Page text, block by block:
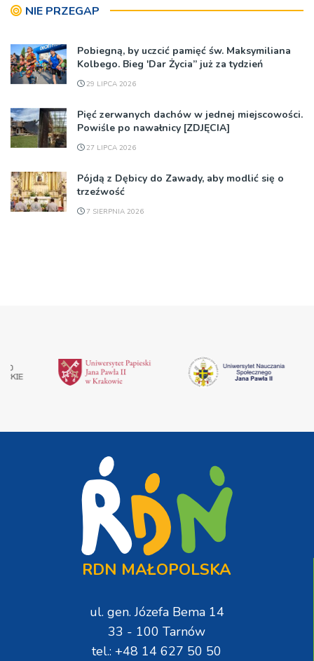
NIE PRZEGAP
Pobiegną, by uczcić pamięć św. Maksymiliana
Kolbego. Bieg 'Dar Życia” już za tydzień
29 LIPCA 2026
Pięć zerwanych dachów w jednej miejscowości.
Powiśle po nawałnicy [ZDJĘCIA]
27 LIPCA 2026
Pójdą z Dębicy do Zawady, aby modlić się o
trzeźwość
7 SIERPNIA 2026
RDN MAŁOPOLSKA
ul. gen. Józefa Bema 14
33 - 100 Tarnów
tel.: +48 14 627 50 50